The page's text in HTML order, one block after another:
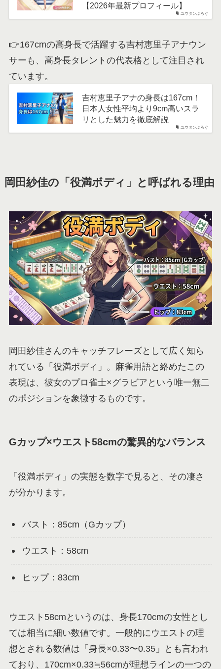
ユウタンぶろぐ
【2026年最新プロフィール】
👉167cmの高身長で活躍する吉村恵里子アナウン
サーも、高身長タレントの代表格として注目され
ています。
ユウタンぶろぐ
吉村恵里子アナの身長は167cm！
日本人女性平均より9cm高いスラ
リとした魅力を徹底解説
岡田紗佳の「役満ボディ」と呼ばれる理由
岡田紗佳さんのキャッチフレーズとして広く知ら
れている「役満ボディ」。麻雀用語と絡めたこの
表現は、彼女のプロ雀士×グラビアという唯一無二
のポジションを象徴するものです。
Gカップ×ウエスト58cmの驚異的なバランス
「役満ボディ」の実態を数字で見ると、その凄さ
が分かります。
バスト：85cm（Gカップ）
ウエスト：58cm
ヒップ：83cm
ウエスト58cmというのは、身長170cmの女性とし
ては相当に細い数値です。一般的にウエストの理
想とされる数値は「身長×0.33〜0.35」とも言われ
ており、170cm×0.33≒56cmが理想ラインの一つの